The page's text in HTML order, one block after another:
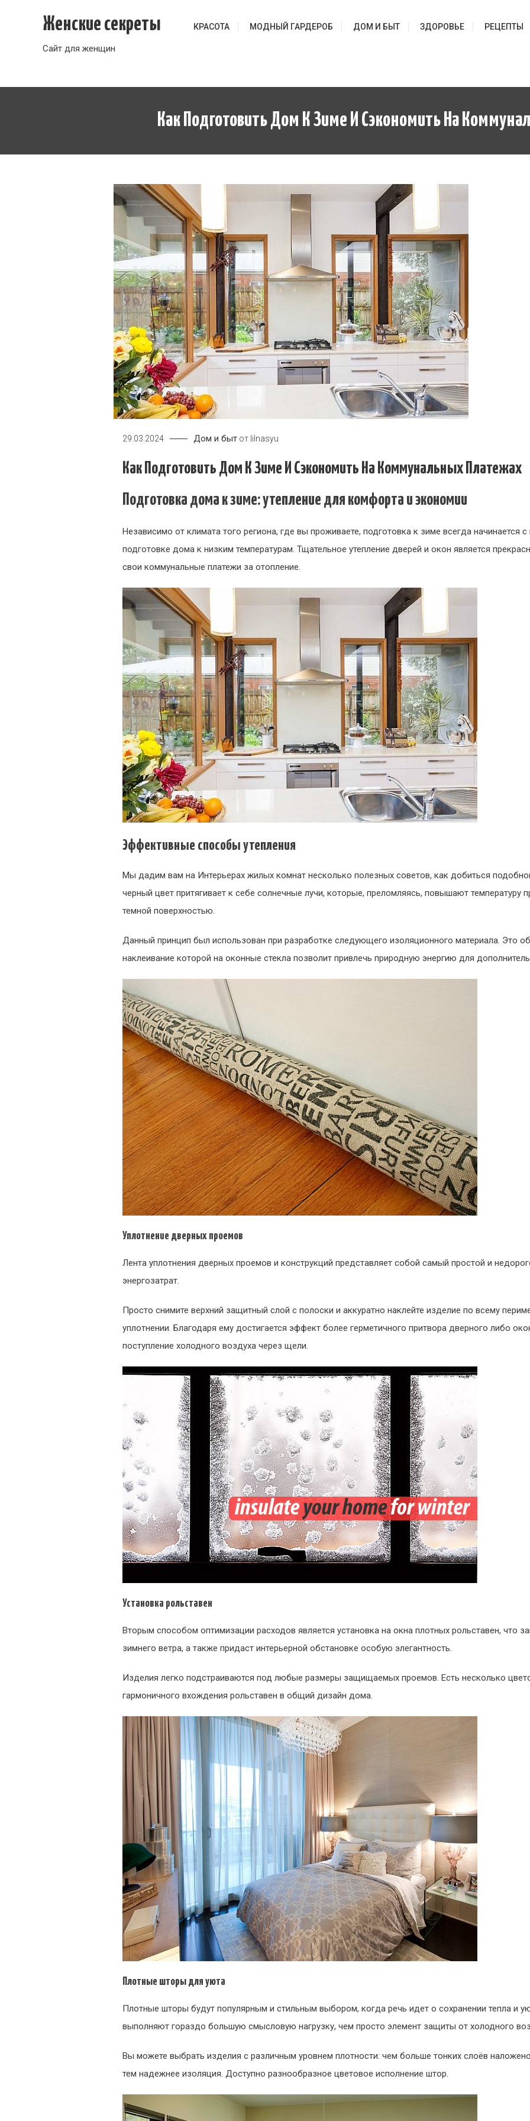
Женские секреты
Сайт для женщин
КРАСОТА МОДНЫЙ ГАРДЕРОБ ДОМ И БЫТ ЗДОРОВЬЕ РЕЦЕПТЫ
Как Подготовить Дом К Зиме И Сэкономить На
29.03.2024 Дом и быт от lilnasyu
Как Подготовить Дом К Зиме И Сэкономить На Коммунальных Платежах
Подготовка дома к зиме: утепление для комфорта и экономии
Независимо от климата того региона, где вы проживаете, подготовка к зиме всегда начинается
подготовке дома к низким температурам. Тщательное утепление дверей и окон является
свои коммунальные платежи за отопление.
Эффективные способы утепления
Мы дадим вам на Интерьерах жилых комнат несколько полезных советов, как добиться
черный цвет притягивает к себе солнечные лучи, которые, преломляясь, повышают температуру
темной поверхностью.
Данный принцип был использован при разработке следующего изоляционного материала. Это
наклеивание которой на оконные стекла позволит привлечь природную энергию для
Уплотнение дверных проемов
Лента уплотнения дверных проемов и конструкций представляет собой самый простой и
энергозатрат.
Просто снимите верхний защитный слой с полоски и аккуратно наклейте изделие по всему
уплотнении. Благодаря ему достигается эффект более герметичного притвора дверного либо
поступление холодного воздуха через щели.
Установка рольставен
Вторым способом оптимизации расходов является установка на окна плотных рольставен, что
зимнего ветра, а также придаст интерьерной обстановке особую элегантность.
Изделия легко подстраиваются под любые размеры защищаемых проемов. Есть несколько
гармоничного вхождения рольставен в общий дизайн дома.
Плотные шторы для уюта
Плотные шторы будут популярным и стильным выбором, когда речь идет о сохранении тепла и
выполняют гораздо большую смысловую нагрузку, чем просто элемент защиты от холодного
Вы можете выбрать изделия с различным уровнем плотности: чем больше тонких слоёв
тем надежнее изоляция. Доступно разнообразное цветовое исполнение штор.